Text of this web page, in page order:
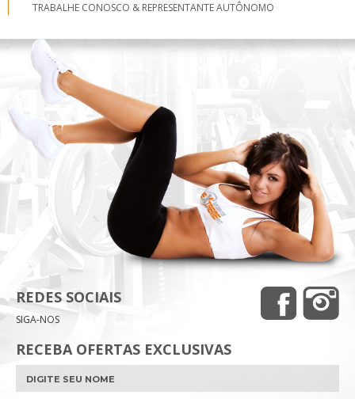
TRABALHE CONOSCO & REPRESENTANTE AUTÔNOMO
REDES SOCIAIS
SIGA-NOS
RECEBA OFERTAS EXCLUSIVAS